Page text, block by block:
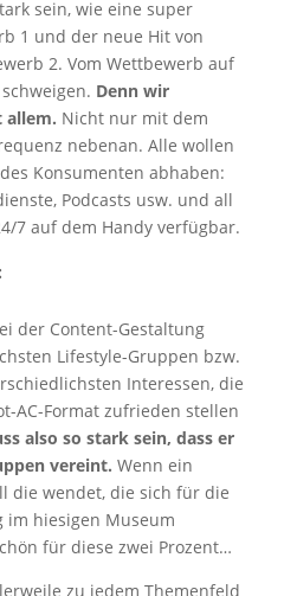
sein, wie eine super
1 und der neue Hit von
2. Vom Wettbewerb auf
Denn wir
allem. Nicht nur mit dem
nebenan. Alle wollen
Konsumenten abhaben:
Podcasts usw. und all
7 auf dem Handy verfügbar.
der Content-Gestaltung
Lifestyle-Gruppen bzw.
Interessen, die
AC-Format zufrieden stellen
also so stark sein, dass er
vereint. Wenn ein
die wendet, die sich für die
im hiesigen Museum
für diese zwei Prozent…
zu jedem Themenfeld